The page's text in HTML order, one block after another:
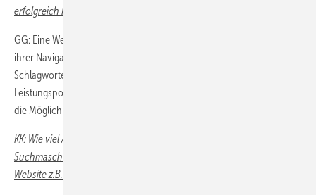
erfolgreich Kunden anzusprechen?
GG: Eine Website sollte über Bilder ansprechend gestaltet sein, klar in
ihrer Navigation und Funktionalität sein. Knapp formuliert, auch über
Schlagworte, mit prägnanten und relevanten Informationen über das
Leistungsportfolio und Referenzen. Wichtig: Dem Besucher jederzeit
die Möglichkeit geben Kontakt aufzunehmen.
KK: Wie viel Aufwand muss man in die sogenannte
Suchmaschinenoptimierung stecken, also die Auffindbarkeit einer
Website z.B. über Google?